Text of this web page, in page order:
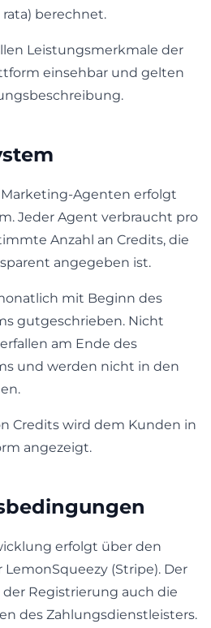
berechnet.
Leistungsmerkmale der
einsehbar und gelten
Agenten erfolgt
Jeder Agent verbraucht pro
Anzahl an Credits, die
angegeben ist.
mit Beginn des
gutgeschrieben. Nicht
am Ende des
und werden nicht in den
Credits wird dem Kunden in
angezeigt.
erfolgt über den
(Stripe). Der
Registrierung auch die
des Zahlungsdienstleisters.